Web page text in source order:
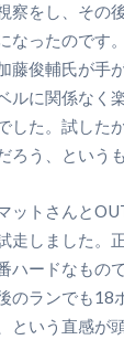
察をし、その
なったのです
藤俊輔氏が手
ルに関係なく
した。試した
ろう、という
ットさんと
走しました。
ハードなもの
のランでも18
という直感が